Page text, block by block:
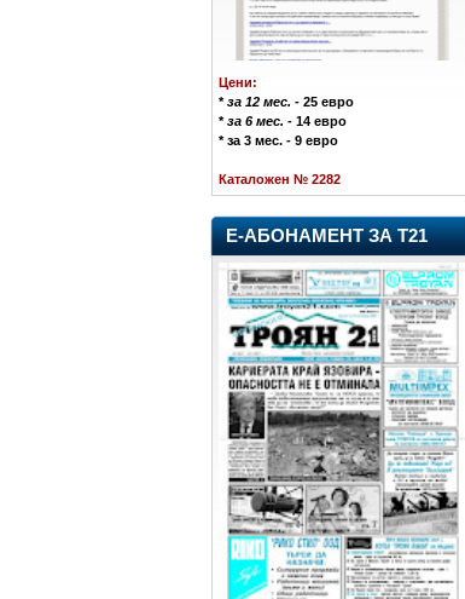
Цени:
*за 12 мес. - 25 евро
*за 6 мес. - 14 евро
* за 3 мес. - 9 евро
Каталожен № 2282
Е-АБОНАМЕНТ ЗА Т21